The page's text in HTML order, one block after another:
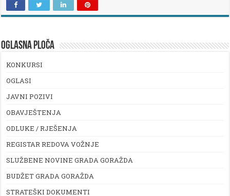
OGLASNA PLOČA
KONKURSI
OGLASI
JAVNI POZIVI
OBAVJEŠTENJA
ODLUKE / RJEŠENJA
REGISTAR REDOVA VOŽNJE
SLUŽBENE NOVINE GRADA GORAŽDA
BUDŽET GRADA GORAŽDA
STRATEŠKI DOKUMENTI